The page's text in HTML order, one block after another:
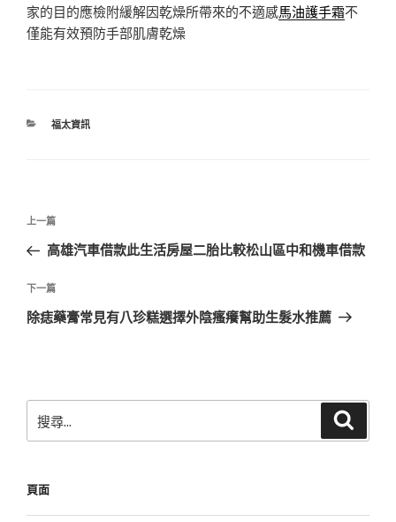
家的目的應檢附緩解因乾燥所帶來的不適感馬油護手霜不
僅能有效預防手部肌膚乾燥
分
福太資訊
文
導
覽
上
一
文
章
上一篇
高雄汽車借款此生活房屋二胎比較松山區中和機車借款
下
一
下一篇
除痣藥膏常見有八珍糕選擇外陰瘙癢幫助生髮水推薦
尋
字:
頁面